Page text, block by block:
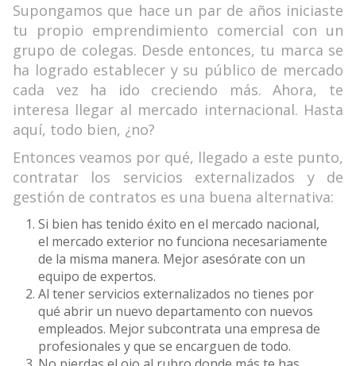
Supongamos que hace un par de años iniciaste
tu propio emprendimiento comercial con un
grupo de colegas. Desde entonces, tu marca se
ha logrado establecer y su público de mercado
cada vez ha ido creciendo más. Ahora, te
interesa llegar al mercado internacional. Hasta
aquí, todo bien, ¿no?
Entonces veamos por qué, llegado a este punto,
contratar los servicios externalizados y de
gestión de contratos es una buena alternativa:
Si bien has tenido éxito en el mercado nacional,
el mercado exterior no funciona necesariamente
de la misma manera. Mejor asesórate con un
equipo de expertos.
Al tener servicios externalizados no tienes por
qué abrir un nuevo departamento con nuevos
empleados. Mejor subcontrata una empresa de
profesionales y que se encarguen de todo.